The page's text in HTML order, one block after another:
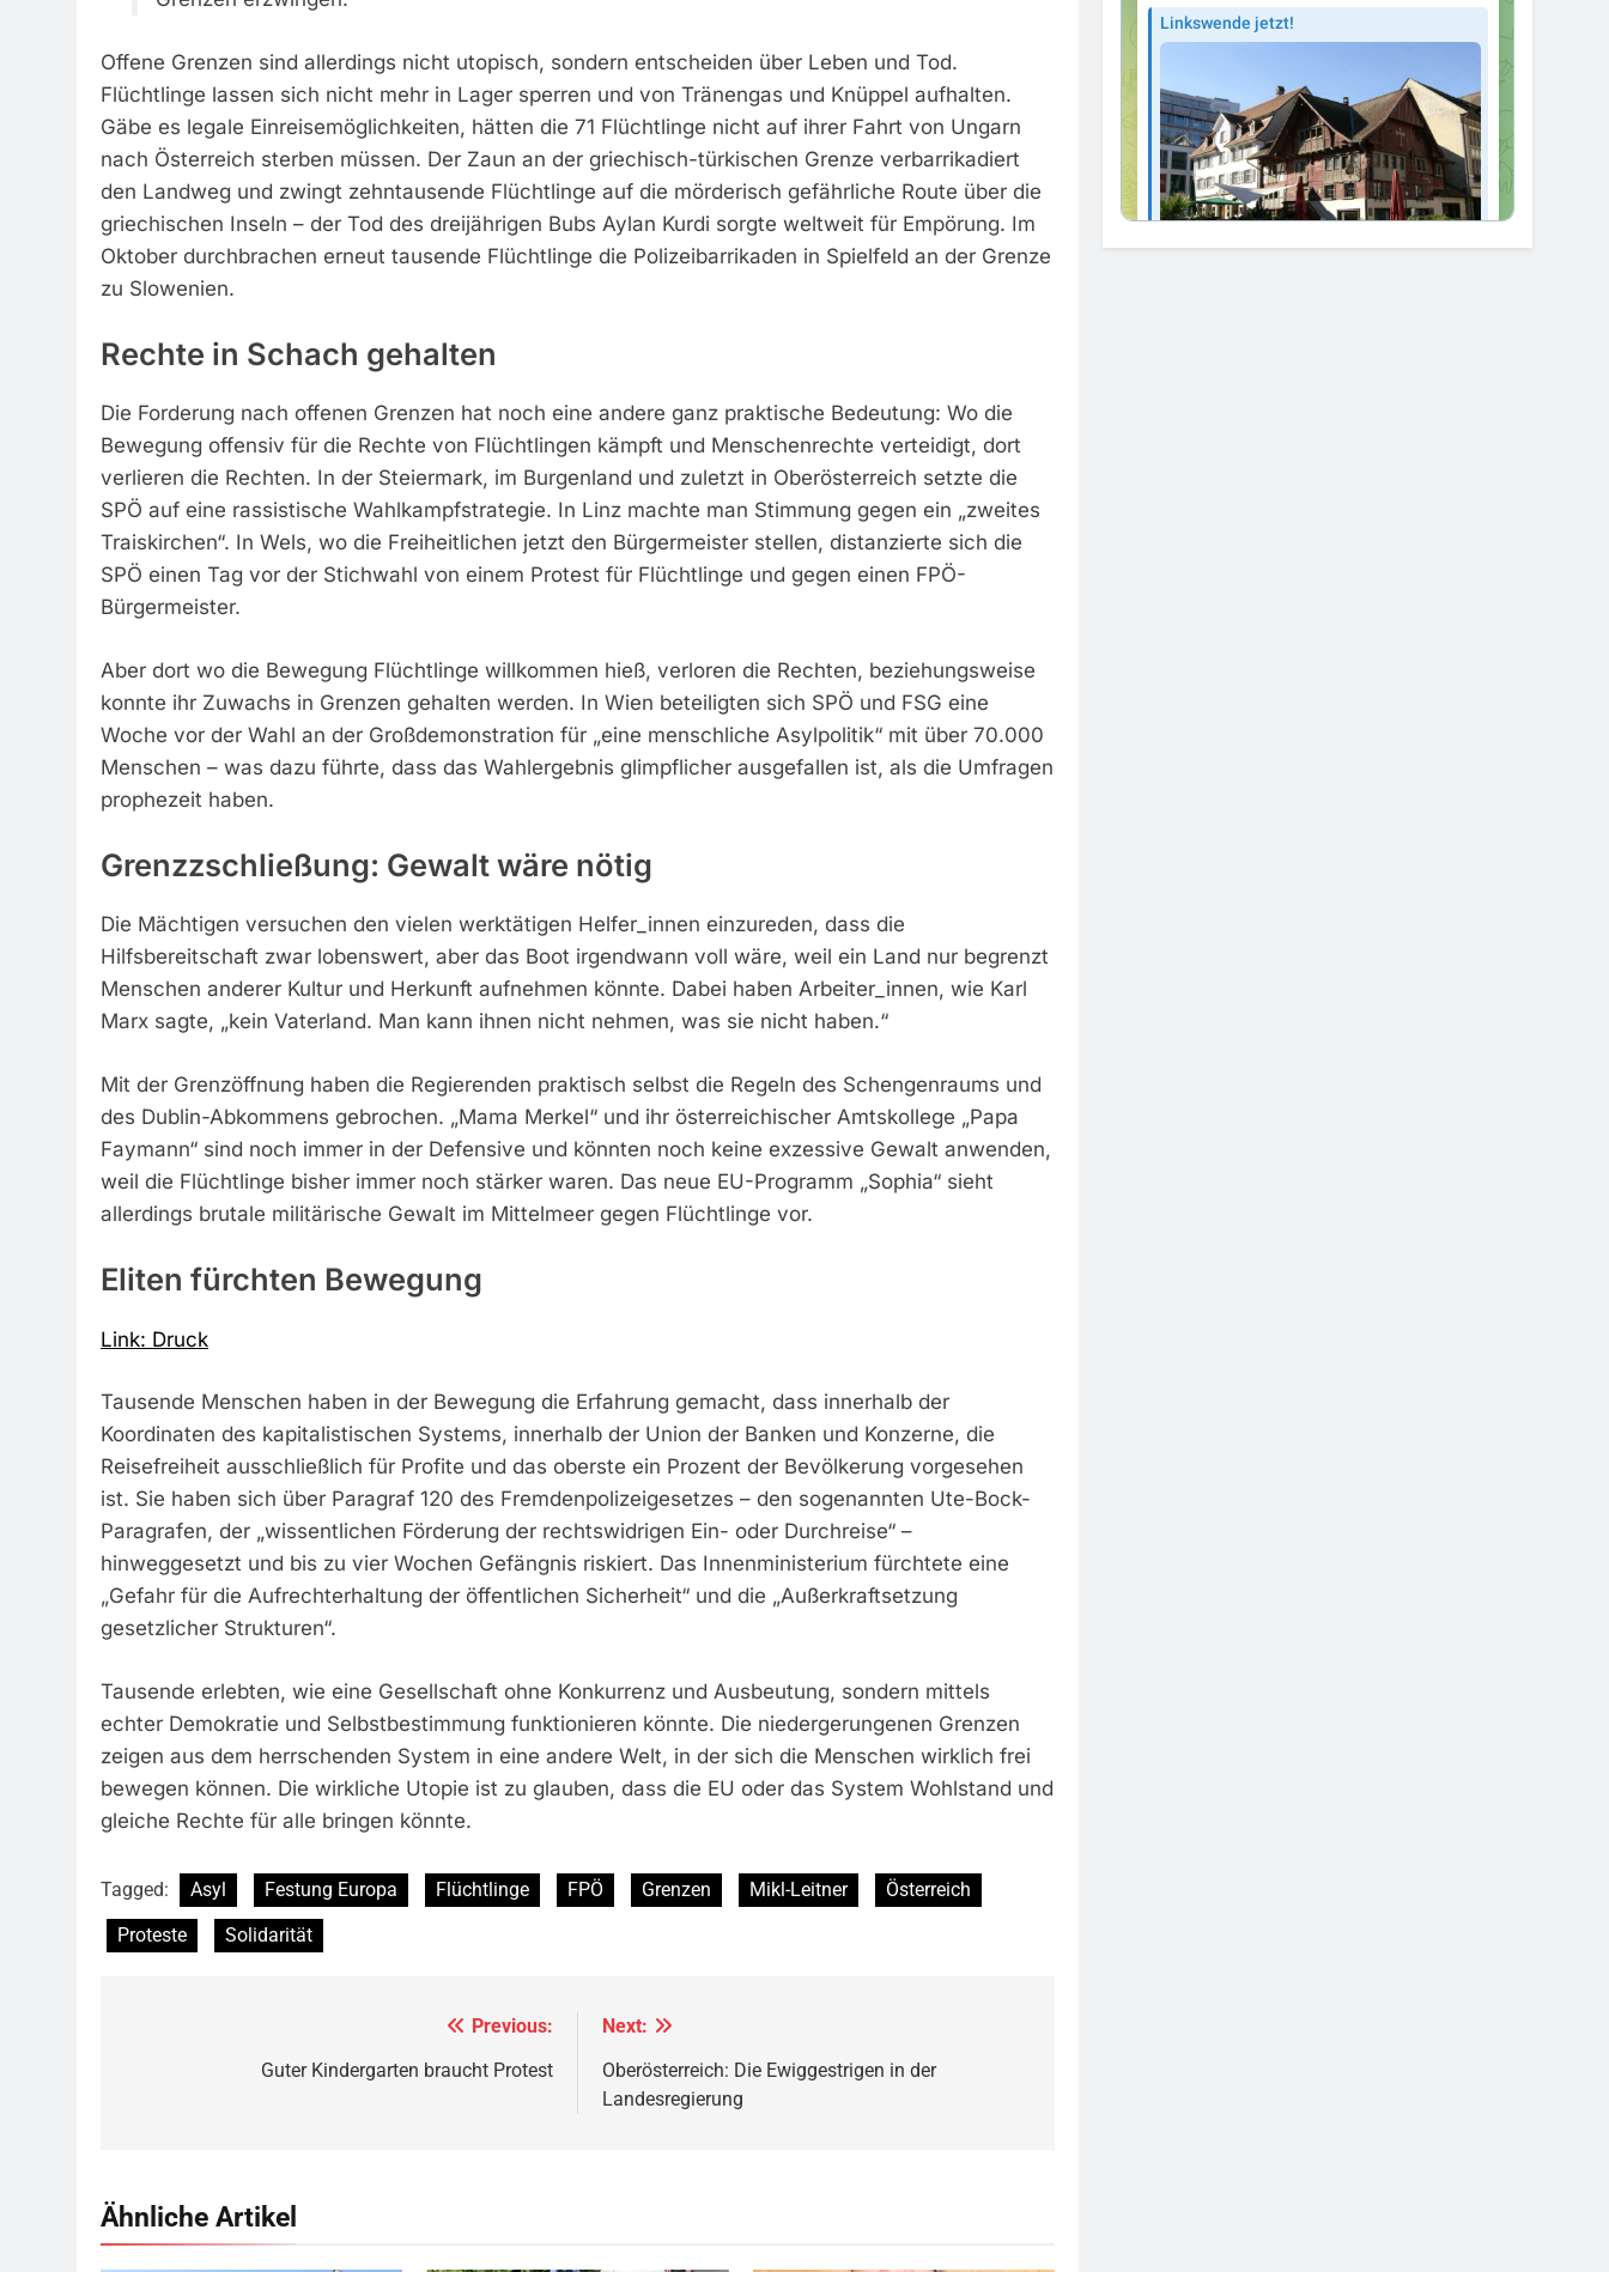
Offene Grenzen sind allerdings nicht utopisch, sondern entscheiden über Leben und Tod.
Flüchtlinge lassen sich nicht mehr in Lager sperren und von Tränengas und Knüppel aufhalten.
Gäbe es legale Einreisemöglichkeiten, hätten die 71 Flüchtlinge nicht auf ihrer Fahrt von Ungarn
nach Österreich sterben müssen. Der Zaun an der griechisch-türkischen Grenze verbarrikadiert
den Landweg und zwingt zehntausende Flüchtlinge auf die mörderisch gefährliche Route über die
griechischen Inseln – der Tod des dreijährigen Bubs Aylan Kurdi sorgte weltweit für Empörung. Im
Oktober durchbrachen erneut tausende Flüchtlinge die Polizeibarrikaden in Spielfeld an der Grenze
zu Slowenien.
Rechte in Schach gehalten
Die Forderung nach offenen Grenzen hat noch eine andere ganz praktische Bedeutung: Wo die
Bewegung offensiv für die Rechte von Flüchtlingen kämpft und Menschenrechte verteidigt, dort
verlieren die Rechten. In der Steiermark, im Burgenland und zuletzt in Oberösterreich setzte die
SPÖ auf eine rassistische Wahlkampfstrategie. In Linz machte man Stimmung gegen ein „zweites
Traiskirchen“. In Wels, wo die Freiheitlichen jetzt den Bürgermeister stellen, distanzierte sich die
SPÖ einen Tag vor der Stichwahl von einem Protest für Flüchtlinge und gegen einen FPÖ-
Bürgermeister.
Aber dort wo die Bewegung Flüchtlinge willkommen hieß, verloren die Rechten, beziehungsweise
konnte ihr Zuwachs in Grenzen gehalten werden. In Wien beteiligten sich SPÖ und FSG eine
Woche vor der Wahl an der Großdemonstration für „eine menschliche Asylpolitik“ mit über 70.000
Menschen – was dazu führte, dass das Wahlergebnis glimpflicher ausgefallen ist, als die Umfragen
prophezeit haben.
Grenzzschließung: Gewalt wäre nötig
Die Mächtigen versuchen den vielen werktätigen Helfer_innen einzureden, dass die
Hilfsbereitschaft zwar lobenswert, aber das Boot irgendwann voll wäre, weil ein Land nur begrenzt
Menschen anderer Kultur und Herkunft aufnehmen könnte. Dabei haben Arbeiter_innen, wie Karl
Marx sagte, „kein Vaterland. Man kann ihnen nicht nehmen, was sie nicht haben.“
Mit der Grenzöffnung haben die Regierenden praktisch selbst die Regeln des Schengenraums und
des Dublin-Abkommens gebrochen. „Mama Merkel“ und ihr österreichischer Amtskollege „Papa
Faymann“ sind noch immer in der Defensive und könnten noch keine exzessive Gewalt anwenden,
weil die Flüchtlinge bisher immer noch stärker waren. Das neue EU-Programm „Sophia“ sieht
allerdings brutale militärische Gewalt im Mittelmeer gegen Flüchtlinge vor.
Eliten fürchten Bewegung
Link: Druck
Tausende Menschen haben in der Bewegung die Erfahrung gemacht, dass innerhalb der
Koordinaten des kapitalistischen Systems, innerhalb der Union der Banken und Konzerne, die
Reisefreiheit ausschließlich für Profite und das oberste ein Prozent der Bevölkerung vorgesehen
ist. Sie haben sich über Paragraf 120 des Fremdenpolizeigesetzes – den sogenannten Ute-Bock-
Paragrafen, der „wissentlichen Förderung der rechtswidrigen Ein- oder Durchreise“ –
hinweggesetzt und bis zu vier Wochen Gefängnis riskiert. Das Innenministerium fürchtete eine
„Gefahr für die Aufrechterhaltung der öffentlichen Sicherheit“ und die „Außerkraftsetzung
gesetzlicher Strukturen“.
Tausende erlebten, wie eine Gesellschaft ohne Konkurrenz und Ausbeutung, sondern mittels
echter Demokratie und Selbstbestimmung funktionieren könnte. Die niedergerungenen Grenzen
zeigen aus dem herrschenden System in eine andere Welt, in der sich die Menschen wirklich frei
bewegen können. Die wirkliche Utopie ist zu glauben, dass die EU oder das System Wohlstand und
gleiche Rechte für alle bringen könnte.
Tagged: Asyl Festung Europa Flüchtlinge FPÖ Grenzen Mikl-Leitner
Österreich
Proteste
Solidarität
Previous:
Guter Kindergarten braucht Protest
Next:
Oberösterreich: Die Ewiggestrigen in der
Landesregierung
Ähnliche Artikel